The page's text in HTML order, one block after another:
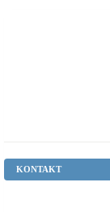
KONTAKT